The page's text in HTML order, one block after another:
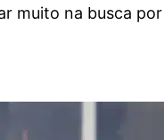
muito na busca